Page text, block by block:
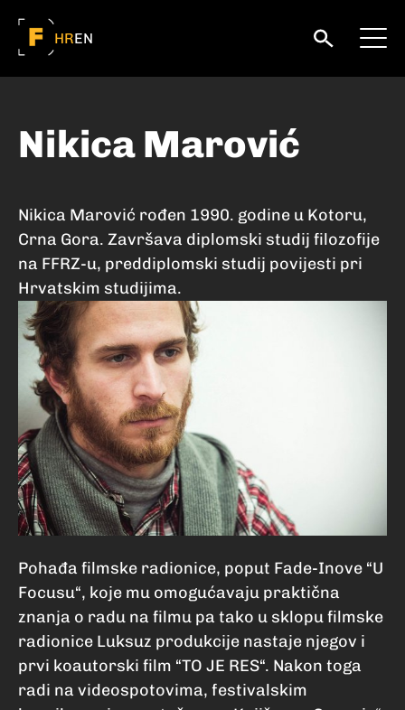
HREN
Nikica Marović
Nikica Marović rođen 1990. godine u Kotoru,
Crna Gora. Završava diplomski studij filozofije
na FFRZ-u, preddiplomski studij povijesti pri
Hrvatskim studijima.
Pohađa filmske radionice, poput Fade-Inove “U
Focusu“, koje mu omogućavaju praktična
znanja o radu na filmu pa tako u sklopu filmske
radionice Luksuz produkcije nastaje njegov i
prvi koautorski film “TO JE RES“. Nakon toga
radi na videospotovima, festivalskim